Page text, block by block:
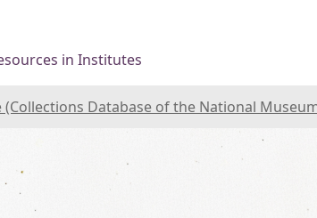
in Institutes
Database of the National